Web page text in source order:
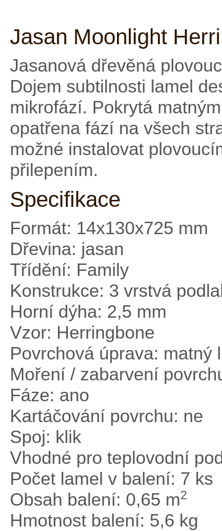
Jasan Moonlight
Jasanová dřevěná
Dojem subtilnosti lamel
mikrofází. Pokrytá
opatřena fází na všech
možné instalovat
přilepením.
Specifikace
Formát: 14x130x725 mm
Dřevina: jasan
Třídění: Family
Konstrukce: 3 vrstvá
Horní dýha: 2,5 mm
Vzor: Herringbone
Povrchová úprava: matný
Moření / zabarvení
Fáze: ano
Kartáčování povrchu: ne
Spoj: klik
Vhodné pro teplovodní
Počet lamel v balení: 7 ks
Obsah balení: 0,65 m2
Hmotnost balení: 5,6 kg